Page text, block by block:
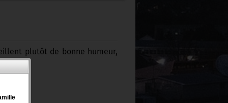
plutôt de bonne humeur,